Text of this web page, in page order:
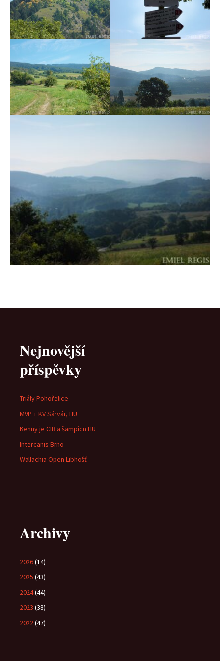
Nejnovější
příspěvky
Triály Pohořelice
MVP + KV Sárvár, HU
Kenny je CIB a šampion HU
Intercanis Brno
Wallachia Open Libhošť
Archivy
2026(14)
2025 (43)
2024(44)
2023 (38)
2022(47)